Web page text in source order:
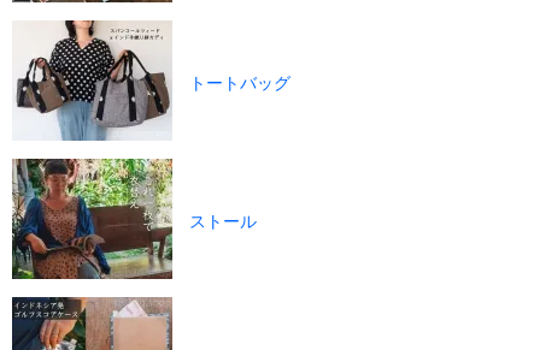
トートバッグ
ストール